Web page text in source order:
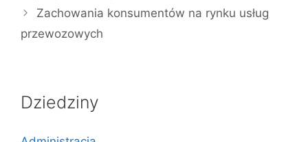
Zachowania konsumentów na rynku usług
przewozowych
Dziedziny